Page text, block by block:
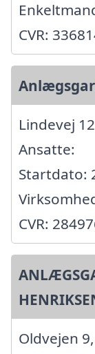
CVR:
Lindevej
Ansatte:
Startdato:
CVR:
Oldvejen